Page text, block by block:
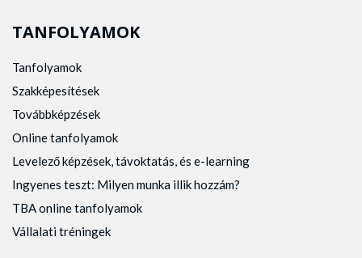
TANFOLYAMOK
Tanfolyamok
Szakképesítések
Továbbképzések
Online tanfolyamok
Levelező képzések, távoktatás, és e-learning
Ingyenes teszt: Milyen munka illik hozzám?
TBA online tanfolyamok
Vállalati tréningek